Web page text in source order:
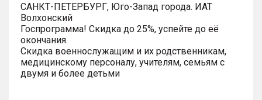
САНКТ-ПЕТЕРБУРГ, Юго-Запад города. ИАТ
Волхонский
Госпрограмма! Скидка до 25%, успейте до её
окончания.
Скидка военнослужащим и их родственникам,
медицинскому персоналу, учителям, семьям с
двумя и более детьми